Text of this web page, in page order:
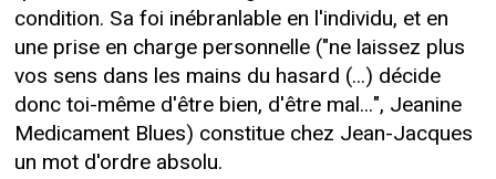
condition. Sa foi inébranlable en l'individu, et en
une prise en charge personnelle ("ne laissez plus
vos sens dans les mains du hasard (...) décide
donc toi-même d'être bien, d'être mal...", Jeanine
Medicament Blues) constitue chez Jean-Jacques
un mot d'ordre absolu.